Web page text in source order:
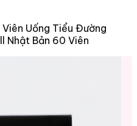
Uống Tiểu Đường
Nhật Bản 60 Viên